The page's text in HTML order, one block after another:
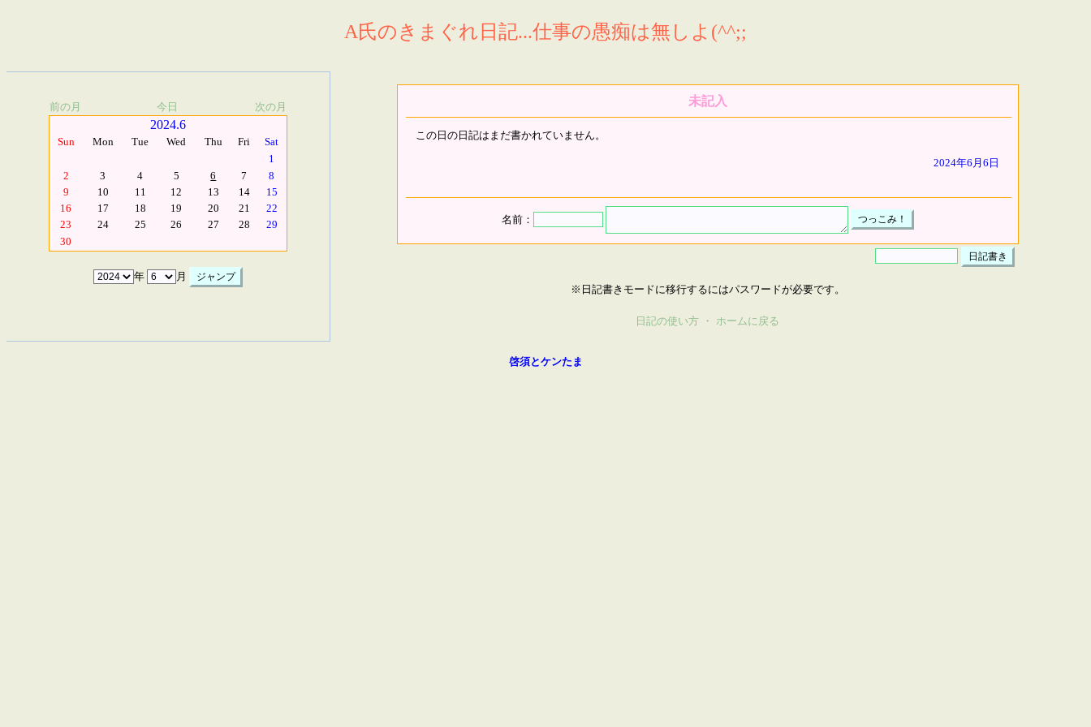
A氏のきまぐれ日記...仕事の愚痴は無しよ(^^;;
前の月 今日 次の月
2024.6
Sun Mon Tue Wed Thu Fri
Sat
1
2
3 4 5 6 7
8
9
10 11 12 13 14
15
16
17 18 19 20 21
22
23
24 25 26 27 28
29
30
年 月
未記入
この日の日記はまだ書かれていません。
2024年6月6日
名前：
※日記書きモードに移行するにはパスワードが必要です。
日記の使い方 ・ ホームに戻る
啓須とケンたま